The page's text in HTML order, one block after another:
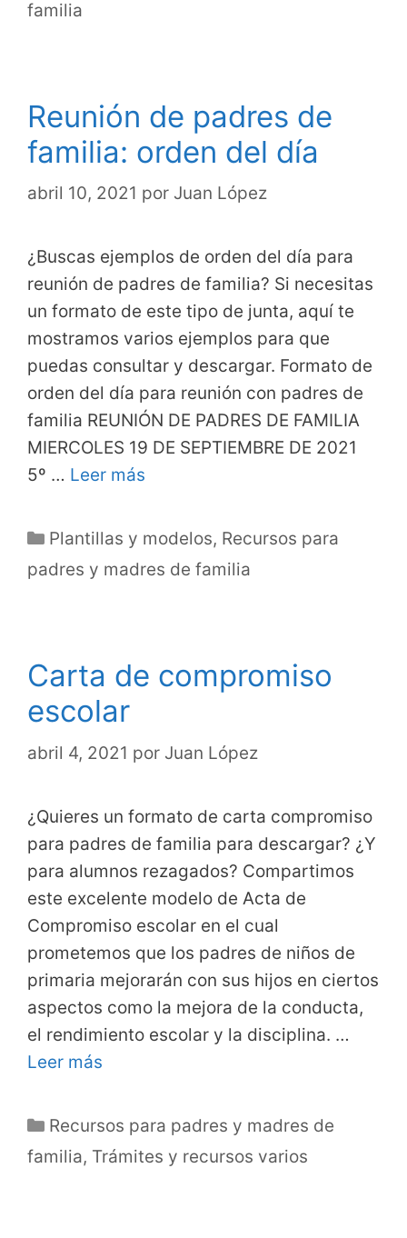
familia
Reunión de padres de
familia: orden del día
abril 10, 2021 por Juan López
¿Buscas ejemplos de orden del día para
reunión de padres de familia? Si necesitas
un formato de este tipo de junta, aquí te
mostramos varios ejemplos para que
puedas consultar y descargar. Formato de
orden del día para reunión con padres de
familia REUNIÓN DE PADRES DE FAMILIA
MIERCOLES 19 DE SEPTIEMBRE DE 2021
5º … Leer más
Categorías
Plantillas y modelos, Recursos para
padres y madres de familia
Carta de compromiso
escolar
abril 4, 2021 por Juan López
¿Quieres un formato de carta compromiso
para padres de familia para descargar? ¿Y
para alumnos rezagados? Compartimos
este excelente modelo de Acta de
Compromiso escolar en el cual
prometemos que los padres de niños de
primaria mejorarán con sus hijos en ciertos
aspectos como la mejora de la conducta,
el rendimiento escolar y la disciplina. …
Leer más
Categorías
Recursos para padres y madres de
familia, Trámites y recursos varios